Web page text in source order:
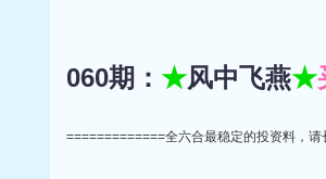
060期： ★风中飞燕★
=============全六合最稳定的投资料，